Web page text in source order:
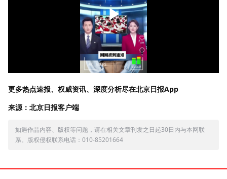
更多热点速报、权威资讯、深度分析尽在北京日报App
来源：北京日报客户端
如遇作品内容、版权等问题，请在相关文章刊发之日起30日内与本网联
系。版权侵权联系电话：010-85201664